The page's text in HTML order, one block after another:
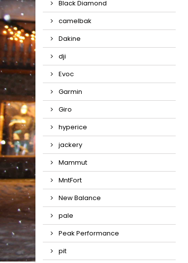
Black Diamond
camelbak
Dakine
dji
Evoc
Garmin
Giro
hyperice
jackery
Mammut
MntFort
New Balance
pale
Peak Performance
pit